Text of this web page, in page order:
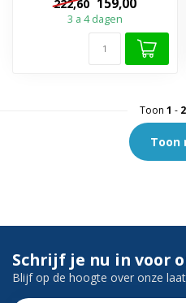
Wit-...
222,60 159,00
3 a 4 dagen
Toon 1 -
Toon
Schrijf je nu in voor
Blijf op de hoogte over onze